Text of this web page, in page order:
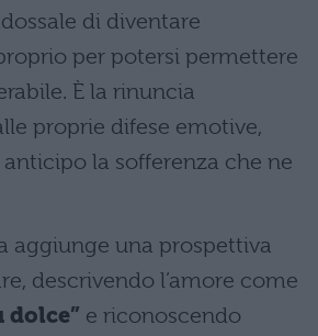
di diventare
per potersi permettere
È la rinuncia
proprie difese emotive,
la sofferenza che ne
aggiunge una prospettiva
descrivendo l’amore come
dolce” e riconoscendo